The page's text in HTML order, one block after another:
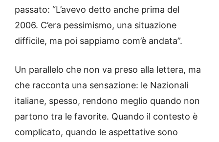
passato: “L’avevo detto anche prima del
2006. C’era pessimismo, una situazione
difficile, ma poi sappiamo com’è andata”.
Un parallelo che non va preso alla lettera, ma
che racconta una sensazione: le Nazionali
italiane, spesso, rendono meglio quando non
partono tra le favorite. Quando il contesto è
complicato, quando le aspettative sono